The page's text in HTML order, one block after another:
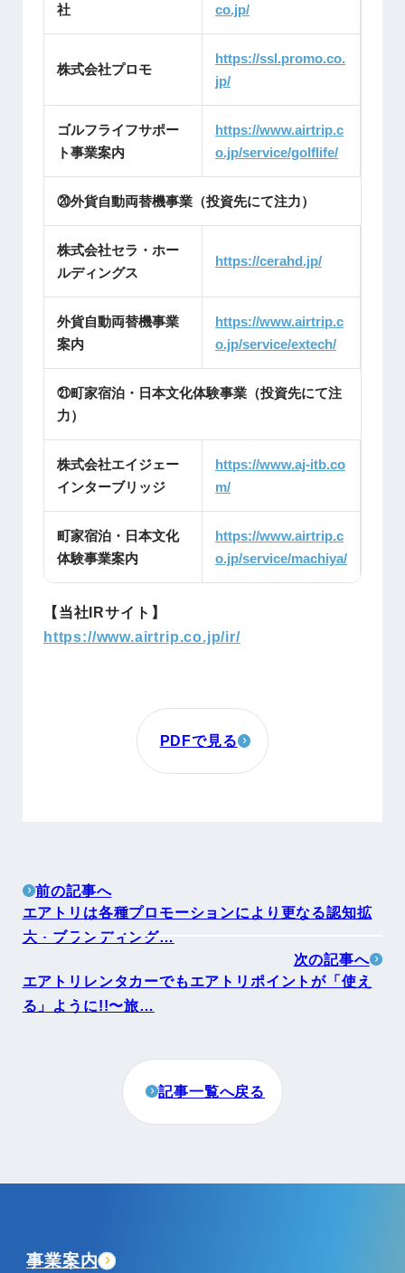
社
co.jp/
株式会社プロモ
https://ssl.promo.co.
jp/
ゴルフライフサポー
ト事業案内
https://www.airtrip.c
o.jp/service/golflife/
⑳外貨自動両替機事業（投資先にて注力）
株式会社セラ・ホー
ルディングス
https://cerahd.jp/
外貨自動両替機事業
案内
https://www.airtrip.c
o.jp/service/extech/
㉑町家宿泊・日本文化体験事業（投資先にて注
力）
株式会社エイジェー
インターブリッジ
https://www.aj-itb.co
m/
町家宿泊・日本文化
体験事業案内
https://www.airtrip.c
o.jp/service/machiya/
【当社IRサイト】
https://www.airtrip.co.jp/ir/
PDFで見る
前の記事へ
エアトリは各種プロモーションにより更なる認知拡
大・ブランディング…
次の記事へ
エアトリレンタカーでもエアトリポイントが「使え
る」ように!!〜旅…
記事一覧へ戻る
事業案内